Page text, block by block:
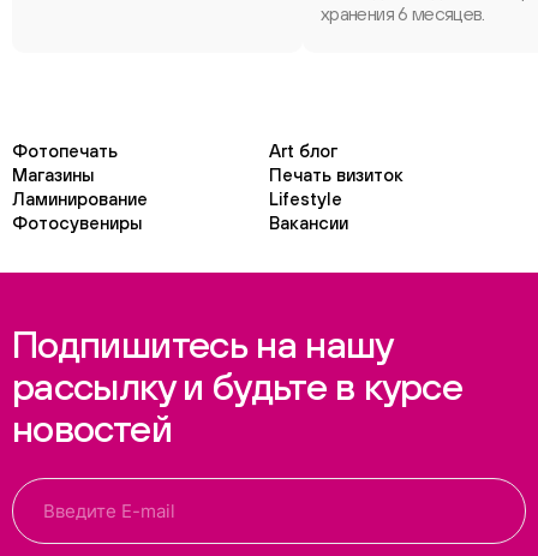
хранения 6 месяцев.
Фотопечать
Art блог
Магазины
Печать визиток
Ламинирование
Lifestyle
Фотосувениры
Вакансии
Подпишитесь на нашу
рассылку и будьте в курсе
новостей